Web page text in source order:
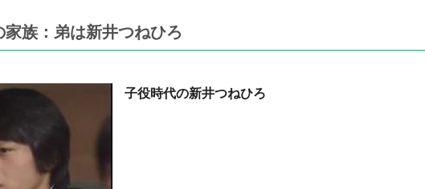
族： 弟は新井つねひろ
子役時代の新井つねひろ